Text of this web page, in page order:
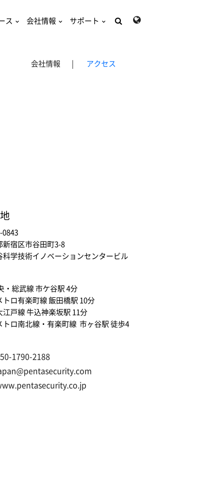
ス 会社情報 サポート
索:
会社情報 アクセス
0843
新宿区市谷田町3-8
科学技術イノベーションセンタービル
・総武線 市ケ谷駅 4分
トロ有楽町線 飯田橋駅 10分
江戸線 牛込神楽坂駅 11分
トロ南北線・有楽町線 市ヶ谷駅 徒歩4
1790-2188